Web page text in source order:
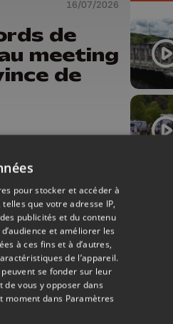
16/07/2026
de
meeting
de
pour stocker et accéder à
que votre adresse IP,
publicités et du contenu
et améliorer les
à ces fins et à d’autres,
de l’appareil.
se fonder sur leur
vous y opposer dans
moment dans Paramètres